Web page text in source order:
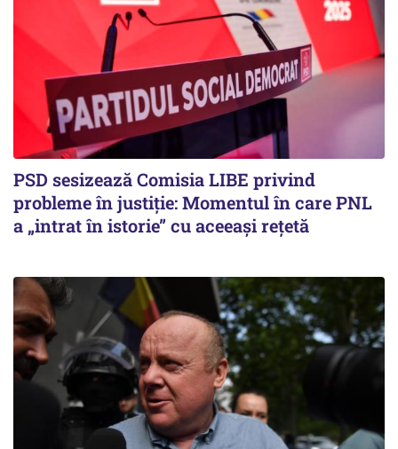
PSD sesizează Comisia LIBE privind
probleme în justiție: Momentul în care PNL
a „intrat în istorie” cu aceeași rețetă